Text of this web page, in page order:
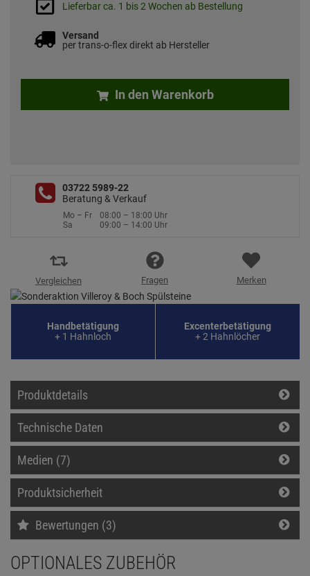
Lieferbar ca. 1 bis 2 Wochen ab Bestellung
Versand
per trans-o-flex direkt ab Hersteller
In den Warenkorb
03722 5989-22
Beratung & Verkauf
Mo – Fr
08:00 – 18:00 Uhr
Sa
09:00 – 14:00 Uhr
Vergleichen Fragen Merken
Hand­betätigung
+ 1 Hahnloch
Excenter­betätigung
+ 2 Hahnlöcher
Produktdetails
Technische Daten
Medien (7)
Produktsicherheit
Bewertungen (3)
OPTIONALES ZUBEHÖR